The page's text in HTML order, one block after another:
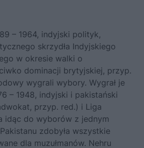
– 1964, indyjski polityk,
skrzydła Indyjskiego
w okresie walki o
dominacji brytyjskiej, przyp.
wygrali wybory. Wygrał je
– 1948, indyjski i pakistański
przyp. red.) i Liga
idąc do wyborów z jednym
zdobyła wszystkie
dla muzułmanów. Nehru